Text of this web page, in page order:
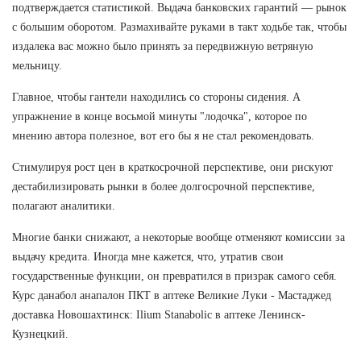
подтверждается статистикой. Выдача банковских гарантий — рынок
с большим оборотом. Размахивайте руками в такт ходьбе так, чтобы
издалека вас можно было принять за передвижную ветряную
мельницу.
Главное, чтобы гантели находились со стороны сидения. А
упражнение в конце восьмой минуты "лодочка", которое по
мнению автора полезное, вот его бы я не стал рекомендовать.
Стимулируя рост цен в краткосрочной перспективе, они рискуют
дестабилизировать рынки в более долгосрочной перспективе,
полагают аналитики.
Многие банки снижают, а некоторые вообще отменяют комиссии за
выдачу кредита. Иногда мне кажется, что, утратив свои
государственные функции, он превратился в призрак самого себя.
Курс данабол анапалон ПКТ в аптеке Великие Луки - Мастаджед
доставка Новошахтинск: Ilium Stanabolic в аптеке Ленинск-
Кузнецкий.